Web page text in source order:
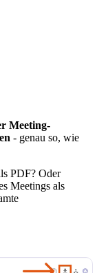
Meeting-
- genau so, wie
PDF? Oder
Meetings als